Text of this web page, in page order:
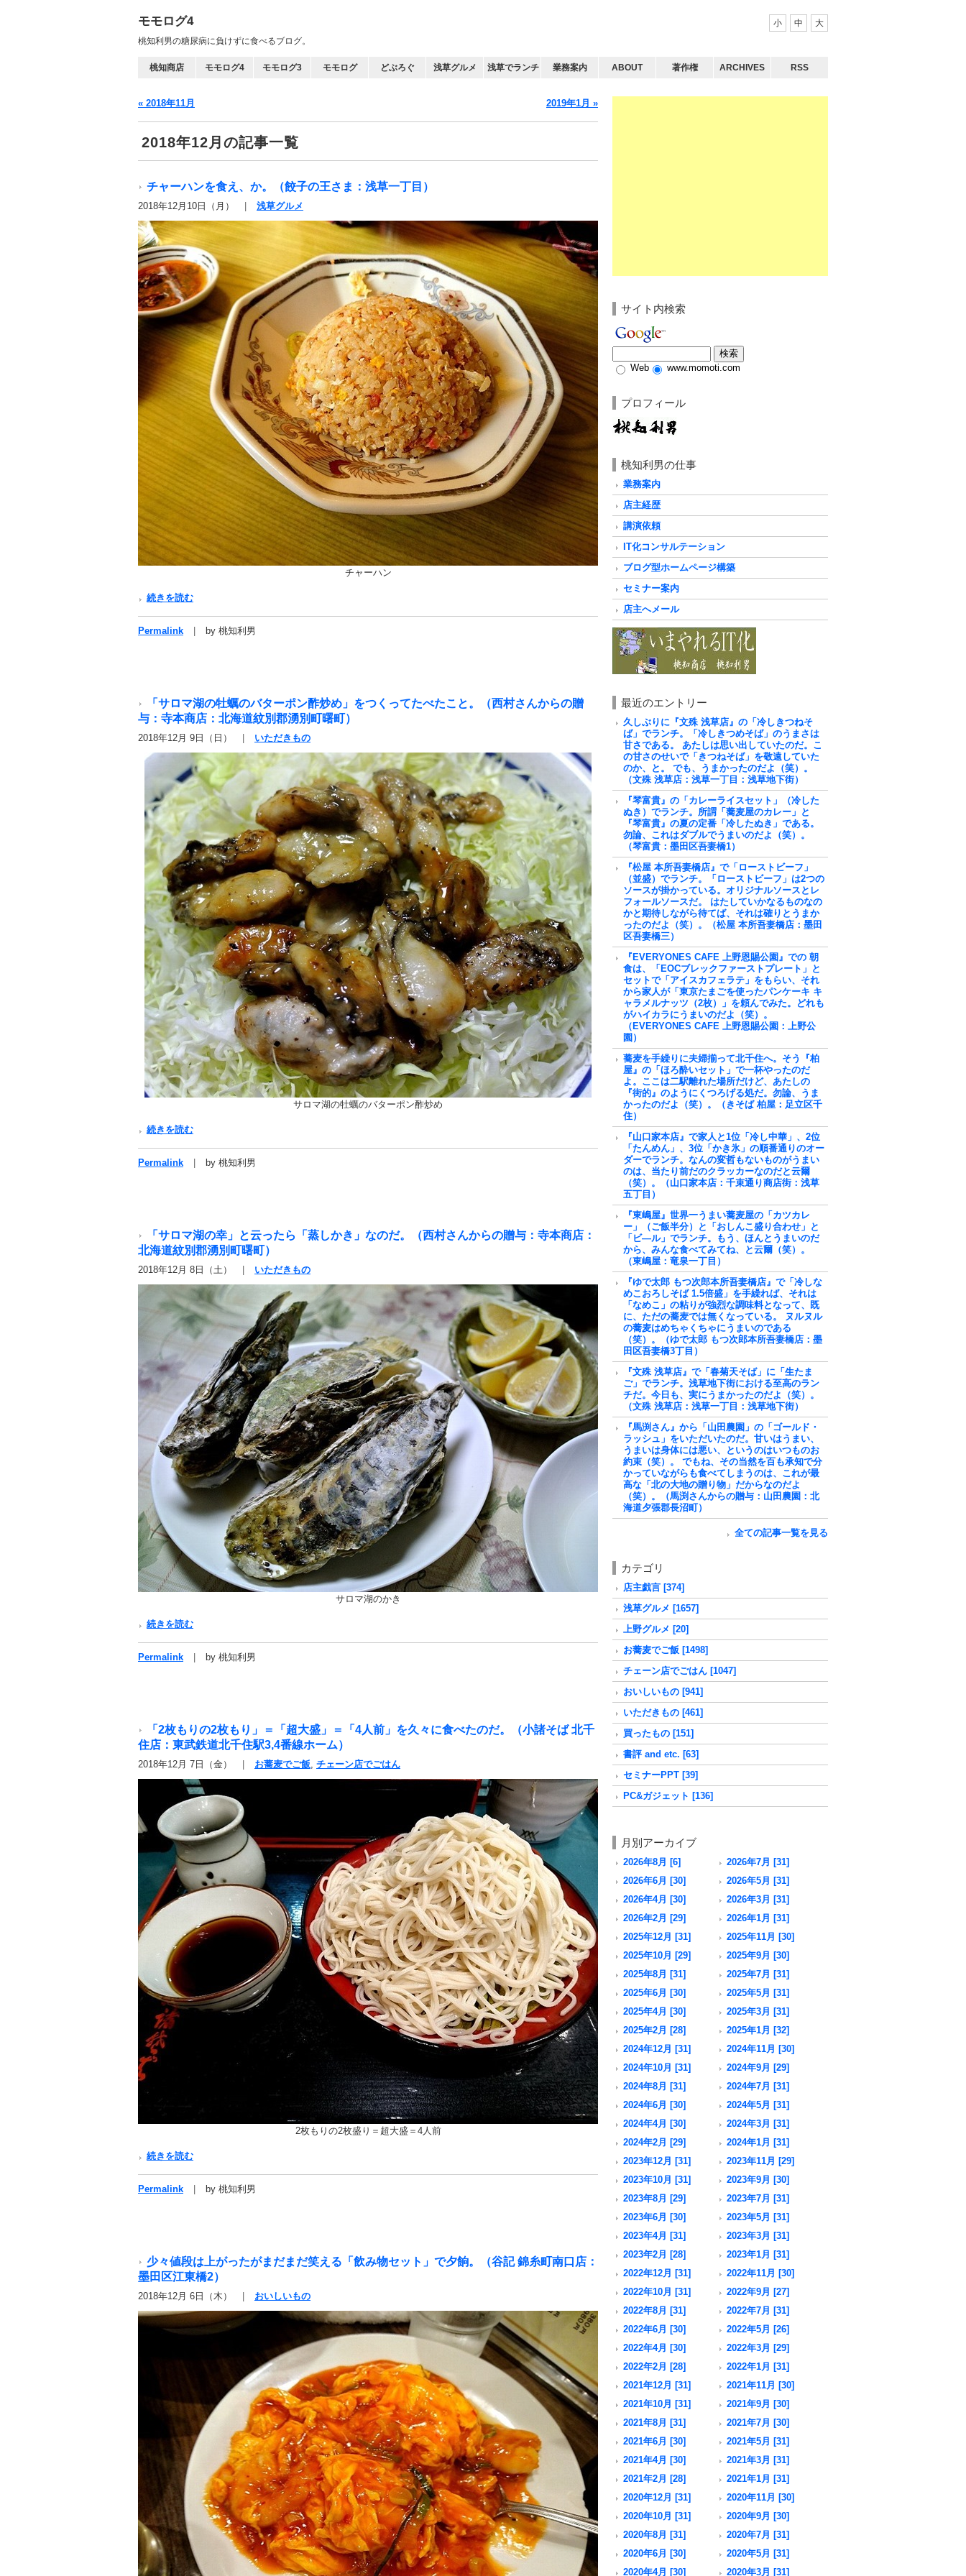
モモログ4
桃知利男の糖尿病に負けずに食べるブログ。
桃知商店 モモログ4 モモログ3 モモログ どぶろぐ 浅草グルメ 浅草でランチ 業務案内 ABOUT 著作権 ARCHIVES RSS
小 中 大
« 2018年11月 2019年1月 »
2018年12月の記事一覧
チャーハンを食え、か。（餃子の王さま：浅草一丁目）
2018年12月10日（月） 浅草グルメ
チャーハン
続きを読む
Permalink by 桃知利男
「サロマ湖の牡蠣のバターポン酢炒め」をつくってたべたこと。（西村さんからの贈
与：寺本商店：北海道紋別郡湧別町曙町）
2018年12月 9日（日） いただきもの
サロマ湖の牡蠣のバターポン酢炒め
続きを読む
Permalink by 桃知利男
「サロマ湖の幸」と云ったら「蒸しかき」なのだ。（西村さんからの贈与：寺本商店：
北海道紋別郡湧別町曙町）
2018年12月 8日（土） いただきもの
サロマ湖のかき
続きを読む
Permalink by 桃知利男
「2枚もりの2枚もり」＝「超大盛」＝「4人前」を久々に食べたのだ。（小諸そば 北千
住店：東武鉄道北千住駅3,4番線ホーム）
2018年12月 7日（金） お蕎麦でご飯, チェーン店でごはん
2枚もりの2枚盛り＝超大盛＝4人前
続きを読む
Permalink by 桃知利男
少々値段は上がったがまだまだ笑える「飲み物セット」で夕餉。（谷記 錦糸町南口店：
墨田区江東橋2）
2018年12月 6日（木） おいしいもの
サイト内検索
Web www.momoti.com
プロフィール
桃知利男の仕事
業務案内
店主経歴
講演依頼
IT化コンサルテーション
ブログ型ホームページ構築
セミナー案内
店主へメール
最近のエントリー
久しぶりに『文殊 浅草店』の「冷しきつねそ
ば」でランチ。「冷しきつめそば」のうまさは
甘さである。 あたしは思い出していたのだ。こ
の甘さのせいで「きつねそば」を敬遠していた
のか、と。 でも、うまかったのだよ（笑）。
（文殊 浅草店：浅草一丁目：浅草地下街）
『琴富貴』の「カレーライスセット」（冷した
ぬき）でランチ。所謂「蕎麦屋のカレー」と
『琴富貴』の夏の定番「冷したぬき」である。
勿論、これはダブルでうまいのだよ（笑）。
（琴富貴：墨田区吾妻橋1）
『松屋 本所吾妻橋店』で「ローストビーフ」
（並盛）でランチ。「ローストビーフ」は2つの
ソースが掛かっている。オリジナルソースとレ
フォールソースだ。 はたしていかなるものなの
かと期待しながら待てば、それは確りとうまか
ったのだよ（笑）。（松屋 本所吾妻橋店：墨田
区吾妻橋三）
『EVERYONES CAFE 上野恩賜公園』での 朝
食は、「EOCブレックファーストプレート」と
セットで「アイスカフェラテ」をもらい、それ
から家人が「東京たまごを使ったパンケーキ キ
ャラメルナッツ（2枚）」を頼んでみた。どれも
がハイカラにうまいのだよ（笑）。
（EVERYONES CAFE 上野恩賜公園：上野公
園）
蕎麦を手繰りに夫婦揃って北千住へ。そう『柏
屋』の「ほろ酔いセット」で一杯やったのだ
よ。ここは二駅離れた場所だけど、あたしの
『街的』のようにくつろげる処だ。勿論、うま
かったのだよ（笑）。（きそば 柏屋：足立区千
住）
『山口家本店』で家人と1位「冷し中華」、2位
「たんめん」、3位「かき氷」の順番通りのオー
ダーでランチ。なんの変哲もないものがうまい
のは、当たり前だのクラッカーなのだと云爾
（笑）。（山口家本店：千束通り商店街：浅草
五丁目）
『東嶋屋』世界一うまい蕎麦屋の「カツカレ
ー」（ご飯半分）と「おしんこ盛り合わせ」と
「ビ―ル」でランチ。もう、ほんとうまいのだ
から、みんな食べてみてね、と云爾（笑）。
（東嶋屋：竜泉一丁目）
『ゆで太郎 もつ次郎本所吾妻橋店』で「冷しな
めこおろしそば 1.5倍盛」を手繰れば、それは
「なめこ」の粘りが強烈な調味料となって、既
に、ただの蕎麦では無くなっている。 ヌルヌル
の蕎麦はめちゃくちゃにうまいのである
（笑）。（ゆで太郎 もつ次郎本所吾妻橋店：墨
田区吾妻橋3丁目）
『文殊 浅草店』で「春菊天そば」に「生たま
ご」でランチ。浅草地下街における至高のラン
チだ。今日も、実にうまかったのだよ（笑）。
（文殊 浅草店：浅草一丁目：浅草地下街）
『馬渕さん』から「山田農園」の「ゴールド・
ラッシュ」をいただいたのだ。甘いはうまい、
うまいは身体には悪い、というのはいつものお
約束（笑）。 でもね、その当然を百も承知で分
かっていながらも食べてしまうのは、これが最
高な「北の大地の贈り物」だからなのだよ
（笑）。（馬渕さんからの贈与：山田農園：北
海道夕張郡長沼町）
全ての記事一覧を見る
カテゴリ
店主戯言 [374]
浅草グルメ [1657]
上野グルメ [20]
お蕎麦でご飯 [1498]
チェーン店でごはん [1047]
おいしいもの [941]
いただきもの [461]
買ったもの [151]
書評 and etc. [63]
セミナーPPT [39]
PC&ガジェット [136]
月別アーカイブ
2026年8月 [6]
2026年7月 [31]
2026年6月 [30]
2026年5月 [31]
2026年4月 [30]
2026年3月 [31]
2026年2月 [29]
2026年1月 [31]
2025年12月 [31]
2025年11月 [30]
2025年10月 [29]
2025年9月 [30]
2025年8月 [31]
2025年7月 [31]
2025年6月 [30]
2025年5月 [31]
2025年4月 [30]
2025年3月 [31]
2025年2月 [28]
2025年1月 [32]
2024年12月 [31]
2024年11月 [30]
2024年10月 [31]
2024年9月 [29]
2024年8月 [31]
2024年7月 [31]
2024年6月 [30]
2024年5月 [31]
2024年4月 [30]
2024年3月 [31]
2024年2月 [29]
2024年1月 [31]
2023年12月 [31]
2023年11月 [29]
2023年10月 [31]
2023年9月 [30]
2023年8月 [29]
2023年7月 [31]
2023年6月 [30]
2023年5月 [31]
2023年4月 [31]
2023年3月 [31]
2023年2月 [28]
2023年1月 [31]
2022年12月 [31]
2022年11月 [30]
2022年10月 [31]
2022年9月 [27]
2022年8月 [31]
2022年7月 [31]
2022年6月 [30]
2022年5月 [26]
2022年4月 [30]
2022年3月 [29]
2022年2月 [28]
2022年1月 [31]
2021年12月 [31]
2021年11月 [30]
2021年10月 [31]
2021年9月 [30]
2021年8月 [31]
2021年7月 [30]
2021年6月 [30]
2021年5月 [31]
2021年4月 [30]
2021年3月 [31]
2021年2月 [28]
2021年1月 [31]
2020年12月 [31]
2020年11月 [30]
2020年10月 [31]
2020年9月 [30]
2020年8月 [31]
2020年7月 [31]
2020年6月 [30]
2020年5月 [31]
2020年4月 [30]
2020年3月 [31]